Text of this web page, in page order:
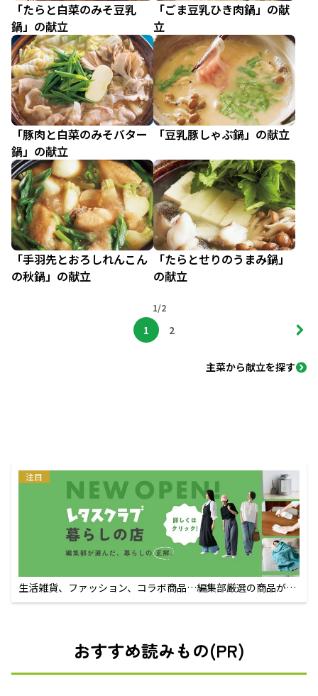
「たらと白菜のみそ豆乳
鍋」の献立
「ごま豆乳ひき肉鍋」の献
立
「豚肉と白菜のみそバター
鍋」の献立
「豆乳豚しゃぶ鍋」の献立
「手羽先とおろしれんこん
の秋鍋」の献立
「たらとせりのうまみ鍋」
の献立
1/2
1 2
主菜から献立を探す
注目
生活雑貨、ファッション、コラボ商品…編集部厳選の商品が買
えるECサイト
おすすめ読みもの(PR)